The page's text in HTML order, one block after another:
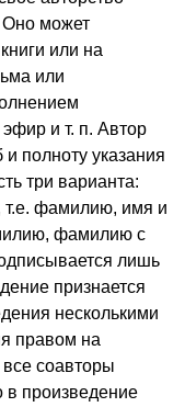
Оно может
или на
или
и т. п. Автор
полноту указания
три варианта:
т.е. фамилию, имя и
фамилию с
лишь
признается
несколькими
пра­вом на
соавторы
в произведение